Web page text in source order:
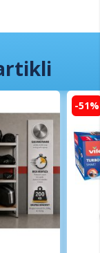
-51%